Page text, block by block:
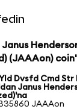
(JAAAon)
Dvsfd Cmd Str
Janus
JAAAon